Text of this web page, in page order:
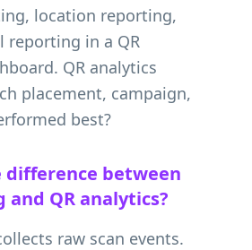
location reporting,
reporting in a QR
QR analytics
placement, campaign,
best?
difference between
and QR analytics?
raw scan events.